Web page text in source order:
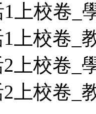
上校卷_
上校卷_
上校卷_
上校卷_